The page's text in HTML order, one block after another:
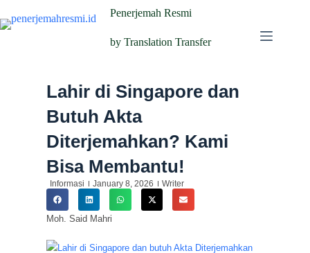
Penerjemah Resmi
by Translation Transfer
Lahir di Singapore dan
Butuh Akta
Diterjemahkan? Kami
Bisa Membantu!
Informasi January 8, 2026 Writer
Moh. Said Mahri